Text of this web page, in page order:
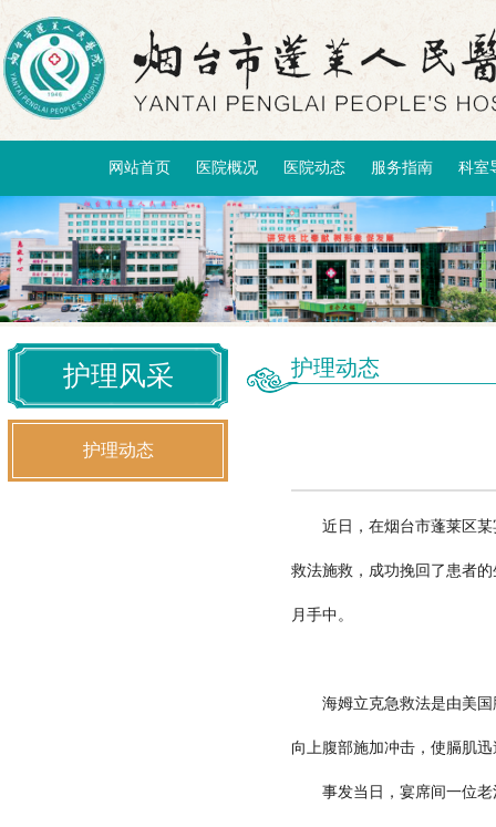
网站首页 医院概况 医院动态 服务指南 科室
护理风采
护理动态
护理动态
近日，在烟台市蓬莱区某
救法施救，成功挽回了患者
月手中。
海姆立克急救法是由美国胸
向上腹部施加冲击，使膈肌
事发当日，宴席间一位老